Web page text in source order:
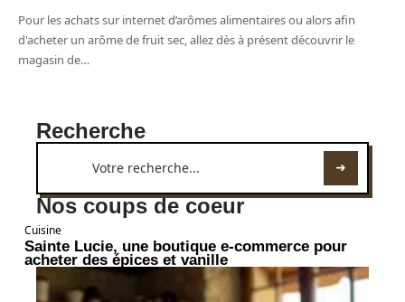
Pour les achats sur internet d’arômes alimentaires ou alors afin
d'acheter un arôme de fruit sec, allez dès à présent découvrir le
magasin de…
Recherche
Nos coups de coeur
Cuisine
Sainte Lucie, une boutique e-commerce pour
acheter des épices et vanille